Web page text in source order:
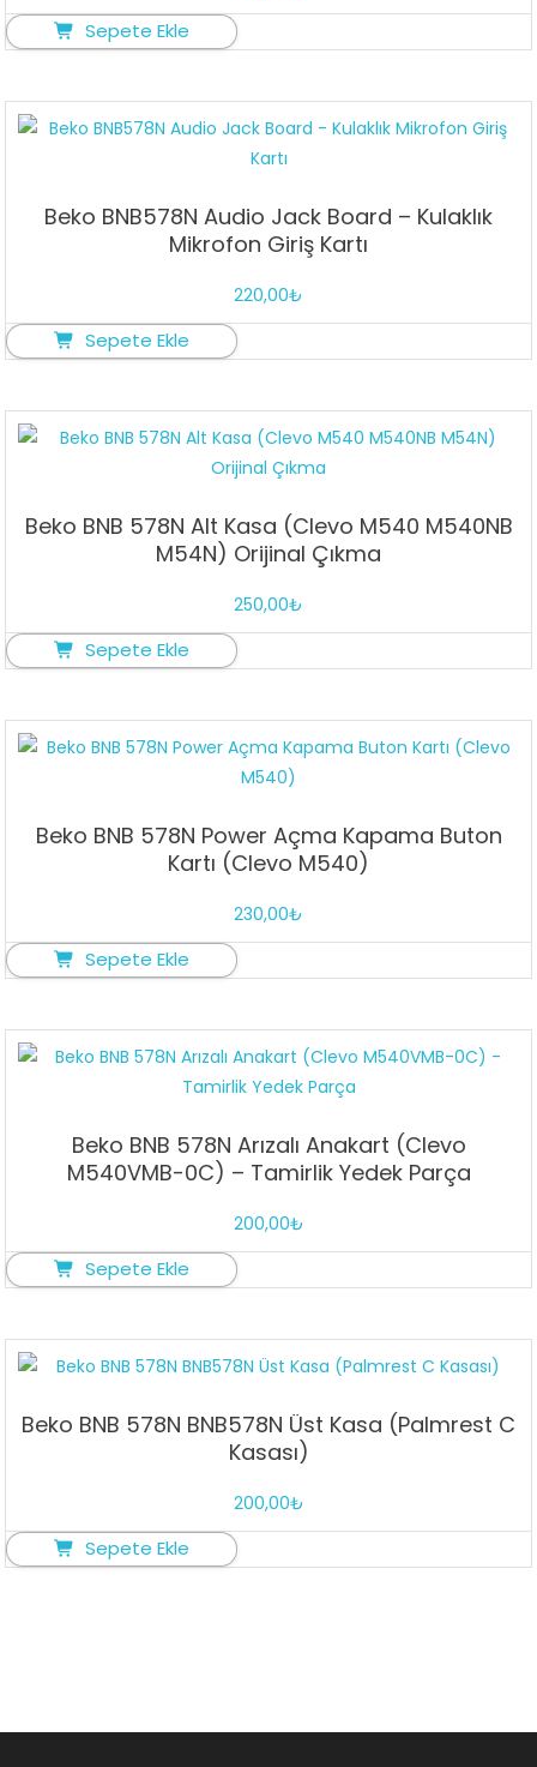
Sepete Ekle
Beko BNB578N Audio Jack Board – Kulaklık
Mikrofon Giriş Kartı
220,00₺
Sepete Ekle
Beko BNB 578N Alt Kasa (Clevo M540 M540NB
M54N) Orijinal Çıkma
250,00₺
Sepete Ekle
Beko BNB 578N Power Açma Kapama Buton
Kartı (Clevo M540)
230,00₺
Sepete Ekle
Beko BNB 578N Arızalı Anakart (Clevo
M540VMB-0C) – Tamirlik Yedek Parça
200,00₺
Sepete Ekle
Beko BNB 578N BNB578N Üst Kasa (Palmrest C
Kasası)
200,00₺
Sepete Ekle